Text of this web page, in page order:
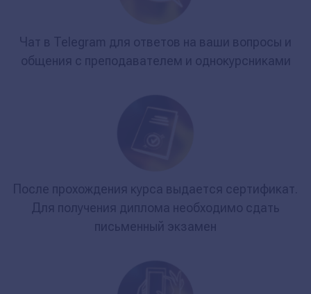
Чат в Telegram для ответов на ваши вопросы и
общения с преподавателем и однокурсниками
После прохождения курса выдается сертификат.
Для получения диплома необходимо сдать
письменный экзамен